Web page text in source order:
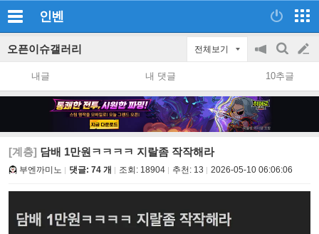
인벤
오픈이슈갤러리 전체보기
공
지
on/off
검
색
글
쓰
내글 내 댓글 10추글
[계층] 담배 1만원ㅋㅋㅋㅋ 지랄좀 작작해라
부엔까미노 댓글: 74 개 조회: 18904 추천: 13 2026-05-10 06:06:06